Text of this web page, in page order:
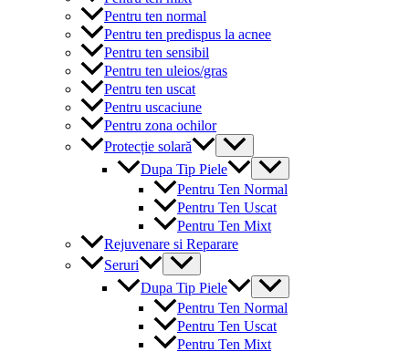
Pentru ten normal
Pentru ten predispus la acnee
Pentru ten sensibil
Pentru ten uleios/gras
Pentru ten uscat
Pentru uscaciune
Pentru zona ochilor
Protecție solară
Menu
Toggle
Dupa Tip Piele
Menu
Toggle
Pentru Ten Normal
Pentru Ten Uscat
Pentru Ten Mixt
Rejuvenare si Reparare
Seruri
Menu
Toggle
Dupa Tip Piele
Menu
Toggle
Pentru Ten Normal
Pentru Ten Uscat
Pentru Ten Mixt